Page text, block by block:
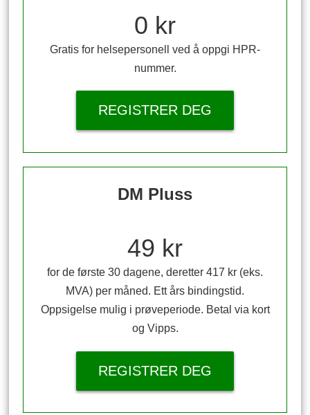
0 kr
Gratis for helsepersonell ved å oppgi HPR-
nummer.
REGISTRER DEG
DM Pluss
49 kr
for de første 30 dagene, deretter 417 kr (eks.
MVA) per måned. Ett års bindingstid.
Oppsigelse mulig i prøveperiode. Betal via kort
og Vipps.
REGISTRER DEG